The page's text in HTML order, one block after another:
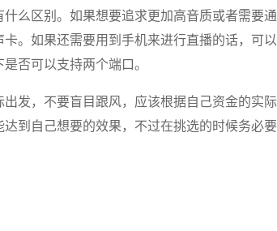
么区别。如果想要追求更加高音质或者需要
。如果还需要用到手机来进行直播的话，可
否可以支持两个端口。
发，不要盲目跟风，应该根据自己资金的实
到自己想要的效果，不过在挑选的时候务必